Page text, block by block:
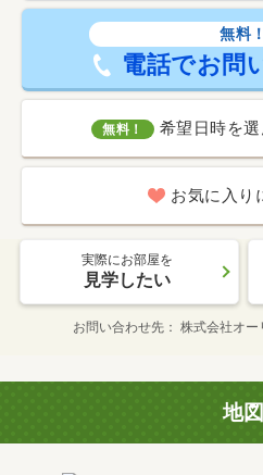
無料！
電話でお問
無料！ 希望日時を
お気に入り
実際にお部屋を
見学したい
お問い合わせ先 株式会社オ
地図